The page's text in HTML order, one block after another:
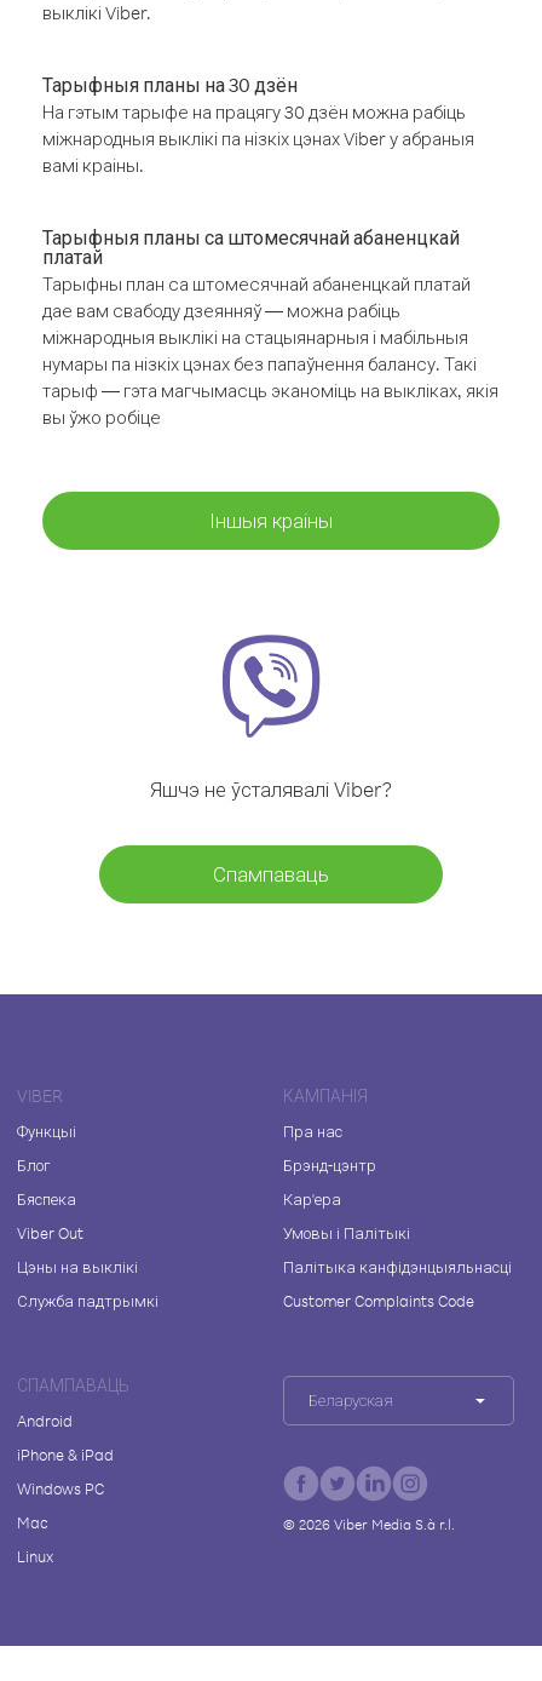
выклікі Viber.
Тарыфныя планы на 30 дзён
На гэтым тарыфе на працягу 30 дзён можна рабіць
міжнародныя выклікі па нізкіх цэнах Viber у абраныя
вамі краіны.
Тарыфныя планы са штомесячнай абаненцкай
платай
Тарыфны план са штомесячнай абаненцкай платай
дае вам свабоду дзеянняў — можна рабіць
міжнародныя выклікі на стацыянарныя і мабільныя
нумары па нізкіх цэнах без папаўнення балансу. Такі
тарыф — гэта магчымасць эканоміць на выкліках, якія
вы ўжо робіце
Іншыя краіны
Яшчэ не ўсталявалі Viber?
Спампаваць
VIBER
Функцыі
Блог
Бяспека
Viber Out
Цэны на выклікі
Служба падтрымкі
КАМПАНІЯ
Пра нас
Брэнд-цэнтр
Кар'ера
Умовы і Палітыкі
Палітыка канфідэнцыяльнасці
Customer Complaints Code
СПАМПАВАЦЬ
Android
iPhone & iPad
Windows PC
Mac
Linux
Беларуская
© 2026Viber Media S.à r.l.